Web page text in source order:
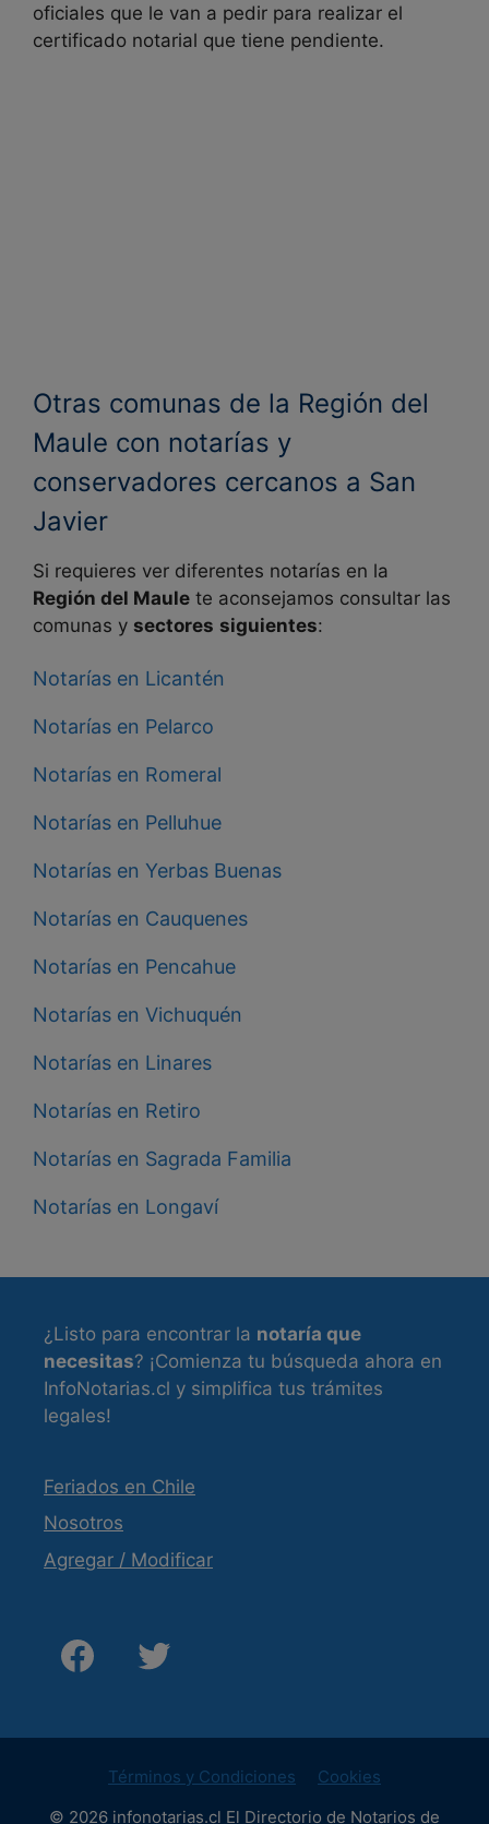
oficiales que le van a pedir para realizar el
certificado notarial que tiene pendiente.
Otras comunas de la Región del
Maule con notarías y
conservadores cercanos a San
Javier
Si requieres ver diferentes notarías en la
Región del Maule te aconsejamos consultar las
comunas y sectores siguientes:
Notarías en Licantén
Notarías en Pelarco
Notarías en Romeral
Notarías en Pelluhue
Notarías en Yerbas Buenas
Notarías en Cauquenes
Notarías en Pencahue
Notarías en Vichuquén
Notarías en Linares
Notarías en Retiro
Notarías en Sagrada Familia
Notarías en Longaví
¿Listo para encontrar la notaría que
necesitas? ¡Comienza tu búsqueda ahora en
InfoNotarias.cl y simplifica tus trámites
legales!
Feriados en Chile
Nosotros
Agregar / Modificar
Términos y Condiciones
Cookies
© 2026 infonotarias.cl El Directorio de Notarios de